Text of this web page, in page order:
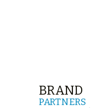
BRAND
PARTNERS